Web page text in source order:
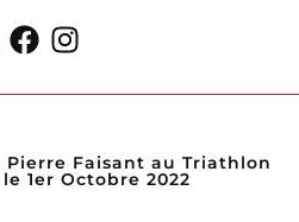
Pierre Faisant au Triathlon
1er Octobre 2022